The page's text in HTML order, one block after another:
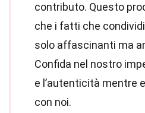
contributo. Questo
che i fatti che
solo affascinanti ma
Confida nel nostro
e l’autenticità mentre
con noi.